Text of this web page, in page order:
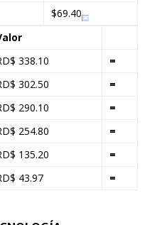
$69.40
338.10
=
302.50
=
290.10
=
254.80
=
135.20
=
43.97 =